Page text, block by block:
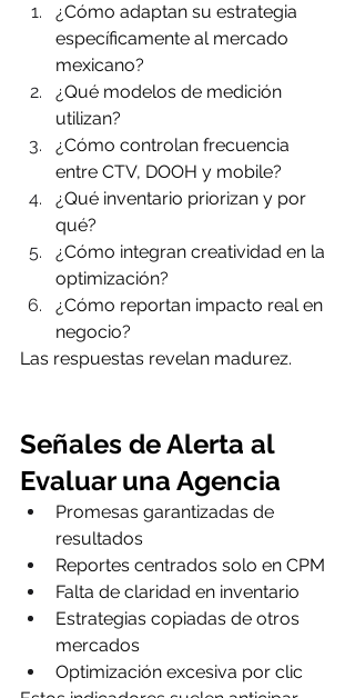
¿Cómo adaptan su estrategia
específicamente al mercado
mexicano?
¿Qué modelos de medición
utilizan?
¿Cómo controlan frecuencia
entre CTV, DOOH y mobile?
¿Qué inventario priorizan y por
qué?
¿Cómo integran creatividad en la
optimización?
¿Cómo reportan impacto real en
negocio?
Las respuestas revelan madurez.
Señales de Alerta al
Evaluar una Agencia
Promesas garantizadas de
resultados
Reportes centrados solo en CPM
Falta de claridad en inventario
Estrategias copiadas de otros
mercados
Optimización excesiva por clic